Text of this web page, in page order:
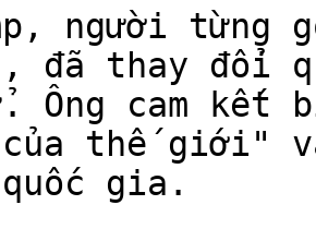
người
đã thay đổi
Ông cam kết
thế giới"
gia.